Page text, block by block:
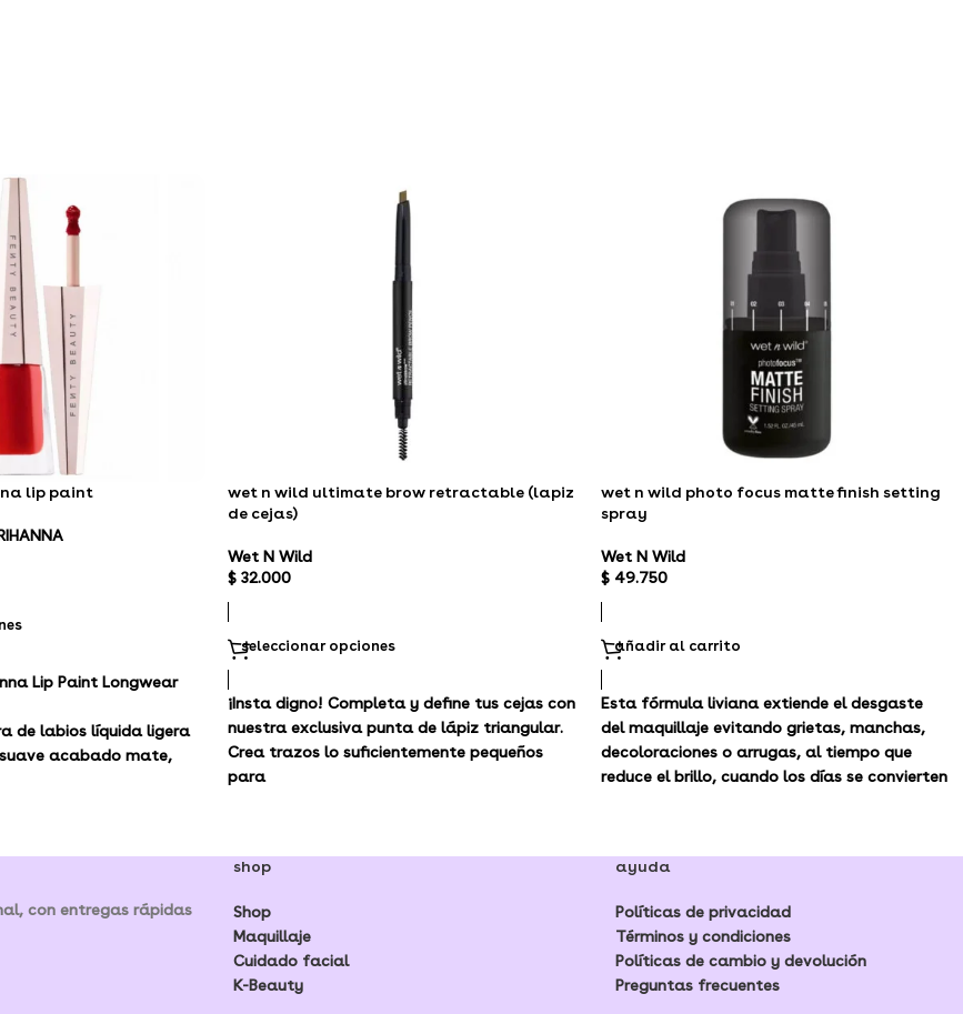
lip paint
Lip Paint Longwear
de labios líquida ligera
suave acabado mate,
wet n wild ultimate brow retractable (lapiz
de cejas)
Wet N Wild
$ 32.000
seleccionar opciones
¡Insta digno! Completa y define tus cejas con
nuestra exclusiva punta de lápiz triangular.
Crea trazos lo suficientemente pequeños
para
wet n wild photo focus matte finish setting
spray
Wet N Wild
$ 49.750
añadir al carrito
Esta fórmula liviana extiende el desgaste
del maquillaje evitando grietas, manchas,
decoloraciones o arrugas, al tiempo que
reduce el brillo, cuando los días se convierten
con entregas rápidas
shop
Shop
Maquillaje
Cuidado facial
K-Beauty
ayuda
Políticas de privacidad
Términos y condiciones
Políticas de cambio y devolución
Preguntas frecuentes